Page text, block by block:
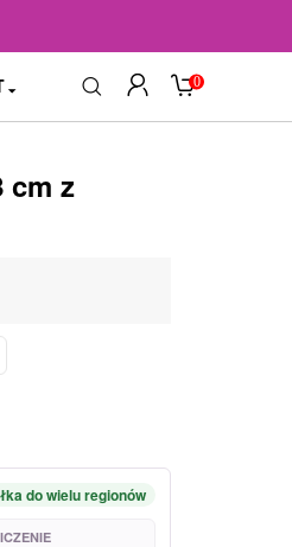
0
cm z
do wielu regionów